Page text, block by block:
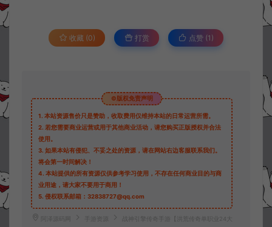
收藏 (0) 打赏 点赞 (1 )
©版权免责声明
1. 本站资源售价只是赞助，收取费用仅维持本站的日常运营所需。
2. 若您需要商业运营或用于其他商业活动，请您购买正版授权并合法
使用。
3. 如果本站有侵犯、不妥之处的资源，请在网站右边客服联系我们。
将会第一时间解决！
4. 本站提供的所有资源仅供参考学习使用，不存在任何商业目的与商
业用途，请大家不要用于商用！
5. 侵权联系邮箱：32838727@qq.com
阿泽源码网 手游资源
战神引擎传奇手游【洪荒传奇单职业24大